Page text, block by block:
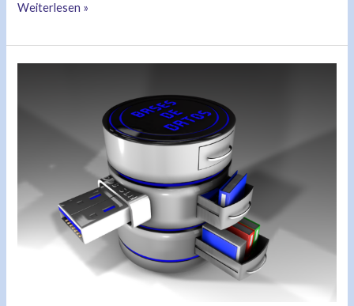
Weiterlesen »